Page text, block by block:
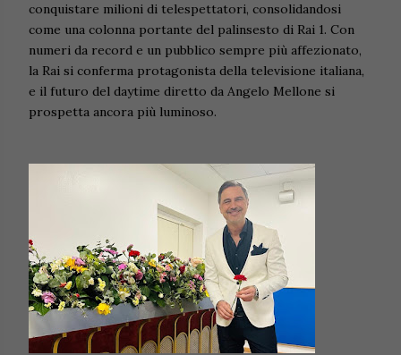
conquistare milioni di telespettatori, consolidandosi
come una colonna portante del palinsesto di Rai 1. Con
numeri da record e un pubblico sempre più affezionato,
la Rai si conferma protagonista della televisione italiana,
e il futuro del daytime diretto da Angelo Mellone si
prospetta ancora più luminoso.